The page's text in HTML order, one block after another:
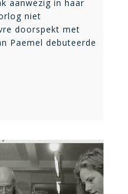
aanwezig in haar
niet
doorspekt met
Paemel debuteerde